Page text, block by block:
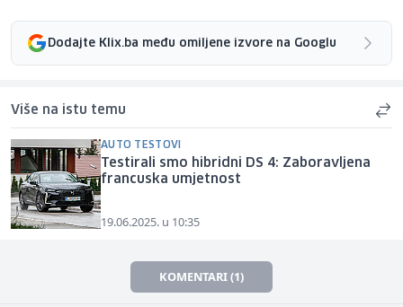
Dodajte Klix.ba među omiljene izvore na Googlu
Više na istu temu
AUTO TESTOVI
Testirali smo hibridni DS 4: Zaboravljena
francuska umjetnost
19.06.2025. u 10:35
KOMENTARI (1)